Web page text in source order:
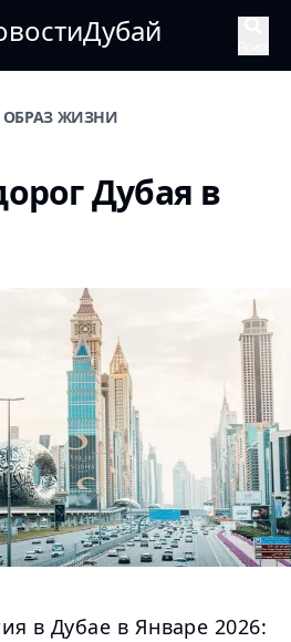
ОБРАЗ ЖИЗНИ
Дубая в
в Дубае в Январе 2026: